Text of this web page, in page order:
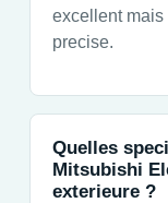
excellent mais
precise.
Quelles
Mitsubishi
exterieure ?